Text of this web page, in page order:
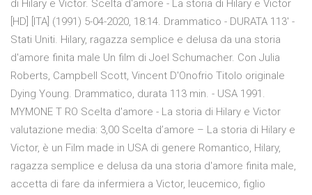
di Hilary e Victor. Scelta d'amore - La storia di Hilary e Victor
[HD] [ITA] (1991) 5-04-2020, 18:14. Drammatico - DURATA 113′ -
Stati Uniti. Hilary, ragazza semplice e delusa da una storia
d'amore finita male Un film di Joel Schumacher. Con Julia
Roberts, Campbell Scott, Vincent D'Onofrio Titolo originale
Dying Young. Drammatico, durata 113 min. - USA 1991.
MYMONE T RO Scelta d'amore - La storia di Hilary e Victor
valutazione media: 3,00 Scelta d’amore – La storia di Hilary e
Victor, è un Film made in USA di genere Romantico, Hilary,
ragazza semplice e delusa da una storia d'amore finita male,
accetta di fare da infermiera a Victor, leucemico, figlio